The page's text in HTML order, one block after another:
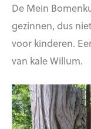
De Mein
gezinnen, dus
voor kinderen.
van kale Willum.